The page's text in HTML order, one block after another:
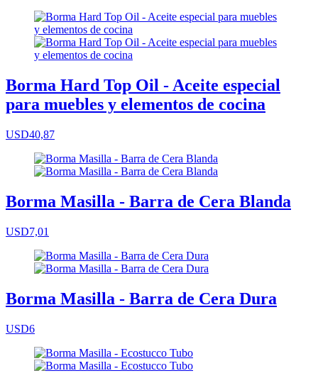
Borma Hard Top Oil - Aceite especial
para muebles y elementos de cocina
USD40,87
Borma Masilla - Barra de Cera Blanda
USD7,01
Borma Masilla - Barra de Cera Dura
USD6